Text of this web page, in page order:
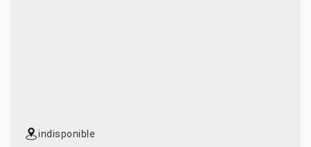
indisponible